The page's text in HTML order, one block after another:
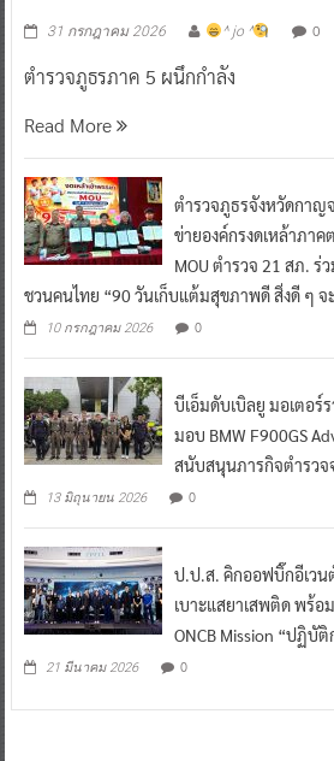
31 กรกฎาคม 2026 ^ jo ^ 0
ตำรวจภูธรภาค 5 ผนึกกำลัง
Read More
ตำรวจภูธรจังหวัดกาญ
ข่ายองค์กรงดเหล้าภา
MOU ตำรวจ 21 สภ. ร่
ชวนคนไทย “90 วันเก็บแต้มสุขภาพดี สิ่งดี ๆ จ
10 กรกฎาคม 2026 0
บีเอ็มดับเบิลยู มอเตอร์
มอบ BMW F900GS
สนับสนุนภารกิจตำรวจ
13 มิถุนายน 2026 0
ป.ป.ส. คิกออฟบิ๊กอีเวน
เบาะแสยาเสพติด พร้
ONCB Mission “ปฏิบัติ
21 มีนาคม 2026 0